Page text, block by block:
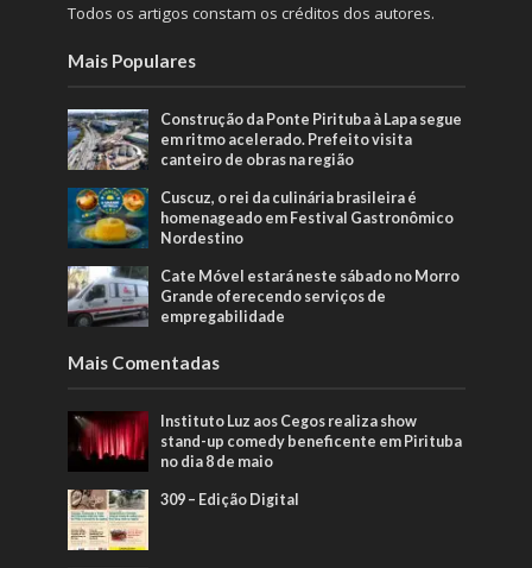
Todos os artigos constam os créditos dos autores.
Mais Populares
Construção da Ponte Pirituba à Lapa segue
em ritmo acelerado. Prefeito visita
canteiro de obras na região
Cuscuz, o rei da culinária brasileira é
homenageado em Festival Gastronômico
Nordestino
Cate Móvel estará neste sábado no Morro
Grande oferecendo serviços de
empregabilidade
Mais Comentadas
Instituto Luz aos Cegos realiza show
stand-up comedy beneficente em Pirituba
no dia 8 de maio
309 – Edição Digital